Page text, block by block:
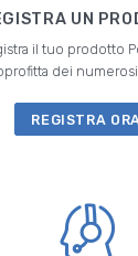
UN
il tuo prodotto
dei
REGISTRA ORA